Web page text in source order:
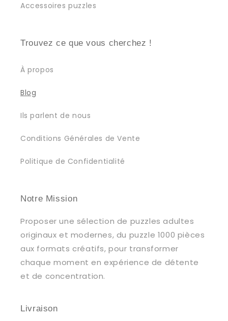
Accessoires puzzles
Trouvez ce que vous cherchez !
À propos
Blog
Ils parlent de nous
Conditions Générales de Vente
Politique de Confidentialité
Notre Mission
Proposer une sélection de puzzles adultes
originaux et modernes, du puzzle 1000 pièces
aux formats créatifs, pour transformer
chaque moment en expérience de détente
et de concentration.
Livraison